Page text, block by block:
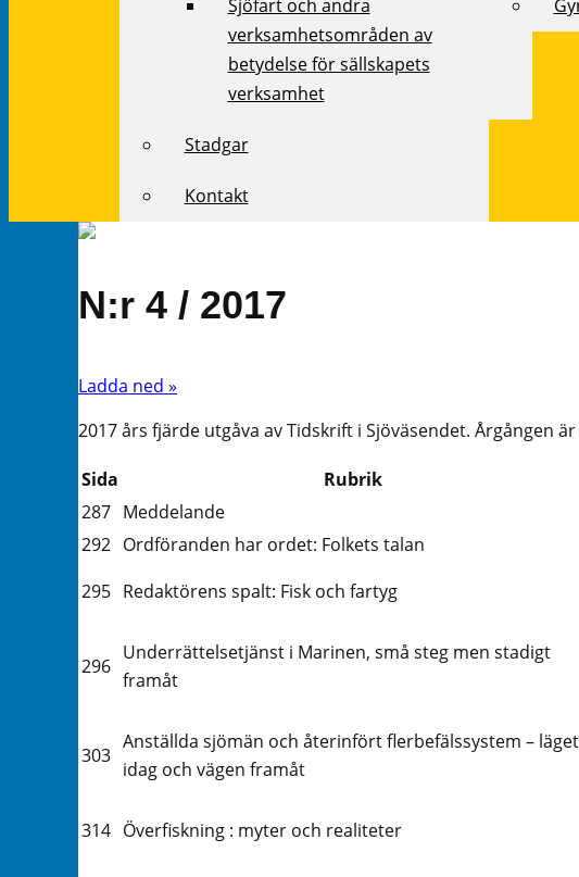
Sjöfart och andra
verksamhetsområden av
betydelse för sällskapets
verksamhet
Stadgar
Kontakt
N:r 4 / 2017
Ladda ned »
2017 års fjärde utgåva av Tidskrift i Sjöväsendet. Årgången
Sida Rubrik
287 Meddelande
292 Ordföranden har ordet: Folkets talan
295 Redaktörens spalt: Fisk och fartyg
296
Underrättelsetjänst i Marinen, små steg men stadigt
framåt
303
Anställda sjömän och återinfört flerbefälssystem – läget
idag och vägen framåt
314 Överfiskning : myter och realiteter